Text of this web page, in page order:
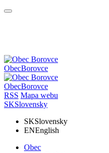
ObecBorovce
ObecBorovce
RSS Mapa webu
SKSlovensky
SKSlovensky
ENEnglish
Obec